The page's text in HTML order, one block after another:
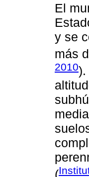
El
y se
más
2010).